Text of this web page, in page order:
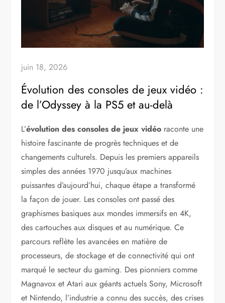
juin 18, 2026
Évolution des consoles de jeux vidéo :
de l’Odyssey à la PS5 et au-delà
L’évolution des consoles de jeux vidéo raconte une
histoire fascinante de progrès techniques et de
changements culturels. Depuis les premiers appareils
simples des années 1970 jusqu’aux machines
puissantes d’aujourd’hui, chaque étape a transformé
la façon de jouer. Les consoles ont passé des
graphismes basiques aux mondes immersifs en 4K,
des cartouches aux disques et au numérique. Ce
parcours reflète les avancées en matière de
processeurs, de stockage et de connectivité qui ont
marqué le secteur du gaming. Des pionniers comme
Magnavox et Atari aux géants actuels Sony, Microsoft
et Nintendo, l’industrie a connu des succès, des crises